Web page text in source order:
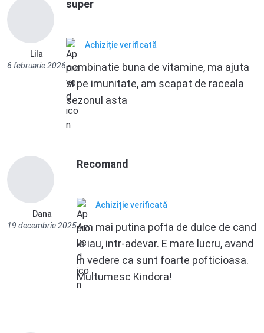
Lila
6 februarie 2026
super
Achiziție verificată
combinatie buna de vitamine, ma ajuta
si pe imunitate, am scapat de raceala
sezonul asta
Dana
19 decembrie 2025
Recomand
Achiziție verificată
Am mai putina pofta de dulce de cand
le iau, intr-adevar. E mare lucru, avand
in vedere ca sunt foarte pofticioasa.
Multumesc Kindora!